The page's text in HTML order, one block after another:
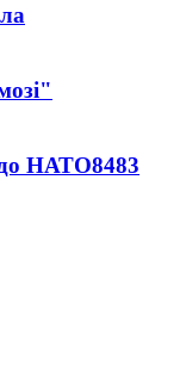
до НАТО8483